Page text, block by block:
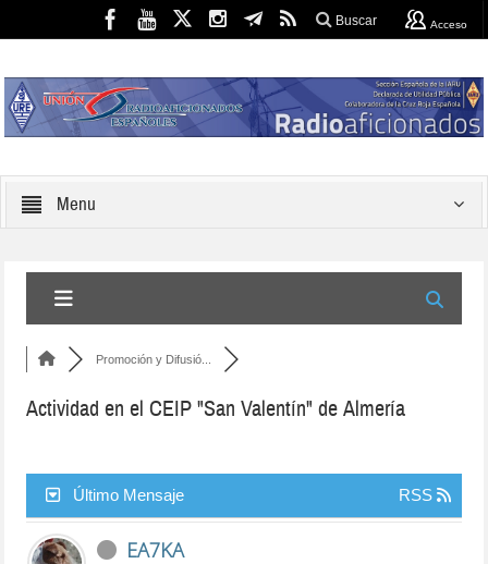
Buscar Acceso
Menu
Promoción y Difusió...
Actividad en el CEIP "San Valentín" de Almería
Último Mensaje RSS
EA7KA